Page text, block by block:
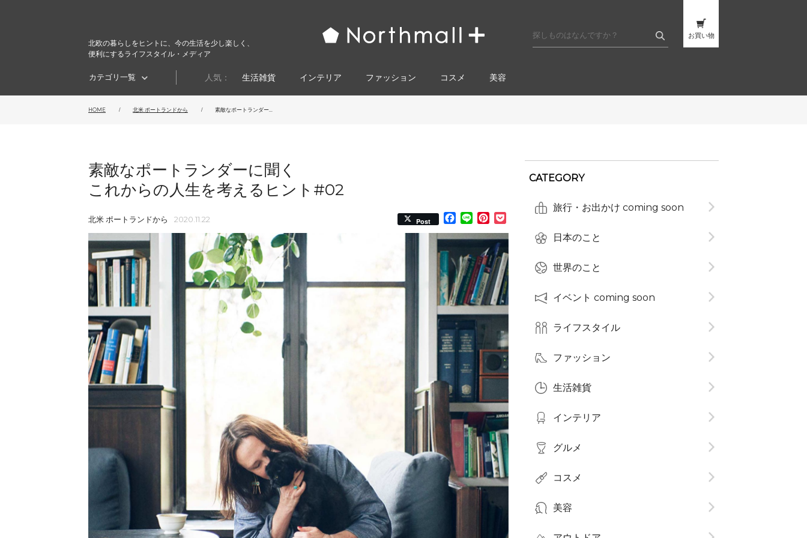
北欧の暮らしをヒントに、今の生活を少し楽しく、
便利にするライフスタイル・メディア
お買い物
カテゴリ一覧 人気： 生活雑貨 インテリア ファッション コスメ​ 美容
HOME 北米 ポートランドから 素敵なポートランダー...
素敵なポートランダーに聞く
これからの人生を考えるヒント#02
北米 ポートランドから 2020.11.22 Post Facebook
Line Pinterest
Pocket
CATEGORY
旅行・お出かけ coming soon
日本のこと
世界のこと
イベント coming soon
ライフスタイル
ファッション
生活雑貨
インテリア
グルメ
コスメ​
美容